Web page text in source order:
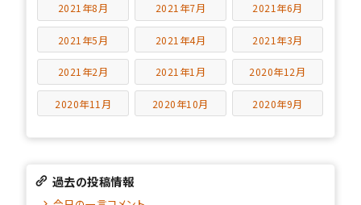
2021年8月 2021年7月 2021年6月
2021年5月 2021年4月 2021年3月
2021年2月 2021年1月 2020年12月
2020年11月 2020年10月 2020年9月
過去の投稿情報